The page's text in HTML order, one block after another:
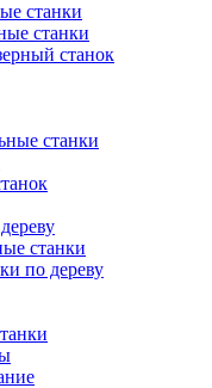
станки
станки
станок
станки
станки
по дереву